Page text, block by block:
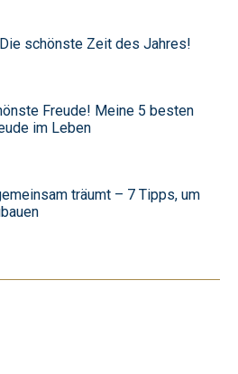
schönste Zeit des Jahres!
Freude! Meine 5 besten
im Leben
träumt – 7 Tipps, um